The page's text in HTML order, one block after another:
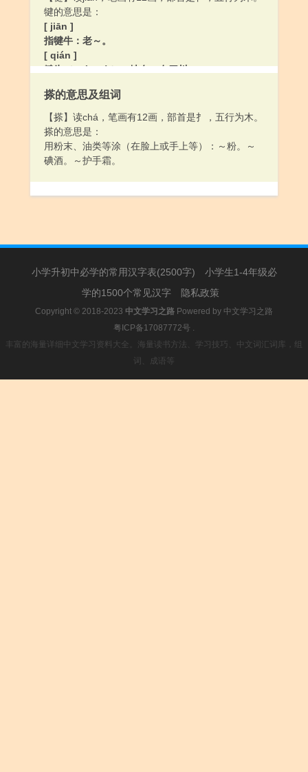
犍的意思是：
[ jiān ]
指犍牛：老～。
[ qián ]
犍为（Qiánwéi），地名，在四川。
搽的意思及组词
【搽】读chá，笔画有12画，部首是扌，五行为木。
搽的意思是：
用粉末、油类等涂（在脸上或手上等）：～粉。～
碘酒。～护手霜。
小学升初中必学的常用汉字表(2500字)
小学生1-4年级必
学的1500个常见汉字
隐私政策
Copyright © 2018-2023 中文学习之路 Powered by 中文学习之路
粤ICP备17087772号 .
丰富的海量详细中文学习资料大全。海量读书方法、学习技巧、中文词汇词库，组
词、成语等